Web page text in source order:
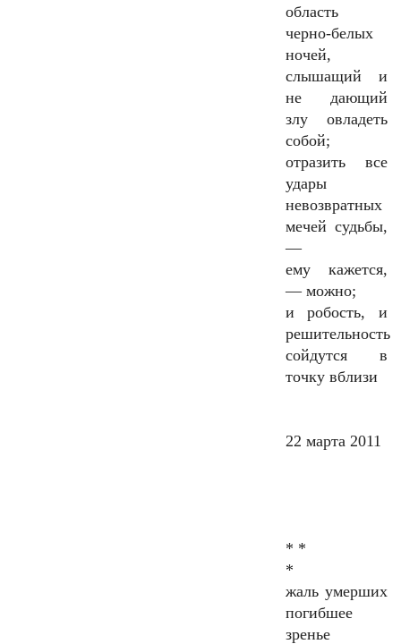
область
черно-белых
ночей,
слышащий и
не дающий
злу овладеть
собой;
отразить все
удары
невозвратных
мечей судьбы,
—
ему кажется,
— можно;
и робость, и
решительность
сойдутся в
точку вблизи
22 марта 2011
* *
*
жаль умерших
погибшее
зренье